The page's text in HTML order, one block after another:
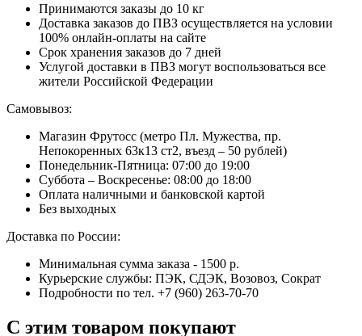
Принимаются заказы до 10 кг
Доставка заказов до ПВЗ осуществляется на условии
100% онлайн-оплаты на сайте
Срок хранения заказов до 7 дней
Услугой доставки в ПВЗ могут воспользоваться все
жители Российской Федерации
Самовывоз:
Магазин Фрутосс (метро Пл. Мужества, пр.
Непокоренных 63к13 ст2, въезд – 50 рублей)
Понедельник-Пятница: 07:00 до 19:00
Суббота – Воскресенье: 08:00 до 18:00
Оплата наличными и банковской картой
Без выходных
Доставка по России:
Минимальная сумма заказа - 1500 р.
Курьерские службы: ПЭК, СДЭК, Возовоз, Сократ
Подробности по тел. +7 (960) 263-70-70
С этим товаром покупают